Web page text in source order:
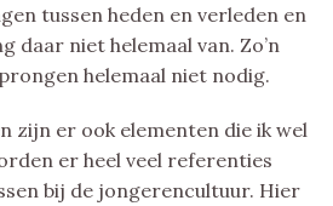
tussen heden en verleden en
daar niet helemaal van. Zo’n
helemaal niet nodig.
zijn er ook elementen die ik wel
er heel veel referenties
bij de jongerencultuur. Hier